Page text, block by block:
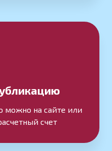
можно на сайте или
счет